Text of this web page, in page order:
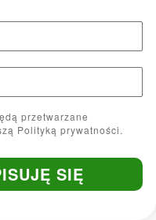
przetwarzane
z naszą Polityką prywatności.
SIĘ